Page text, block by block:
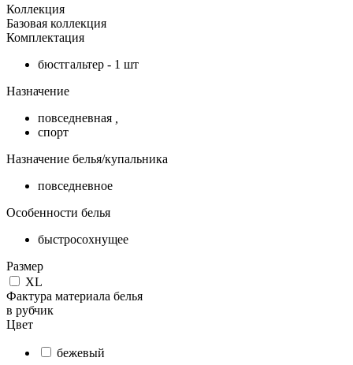
Коллекция
Базовая коллекция
Комплектация
бюстгальтер - 1 шт
Назначение
повседневная
спорт
Назначение белья/купальника
повседневное
Особенности белья
быстросохнущее
Размер
XL
Фактура материала белья
в рубчик
Цвет
бежевый